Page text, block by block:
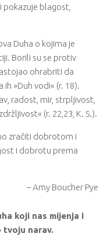
pokazuje blagost,
Duha o kojima je
Borili su se protiv
ohrabriti da
»Duh vodi« (r. 18).
radost, mir, strpljivost,
(r. 22,23, K. S.).
zračiti dobrotom i
i dobrotu prema
– Amy Boucher Pye
koji nas mijenja i
tvoju narav.